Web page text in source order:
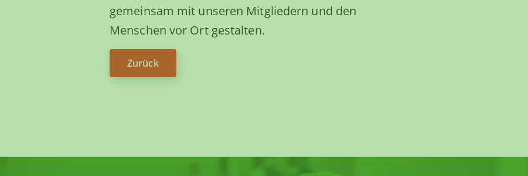
gemeinsam mit unseren Mitgliedern und den
Menschen vor Ort gestalten.
Zurück